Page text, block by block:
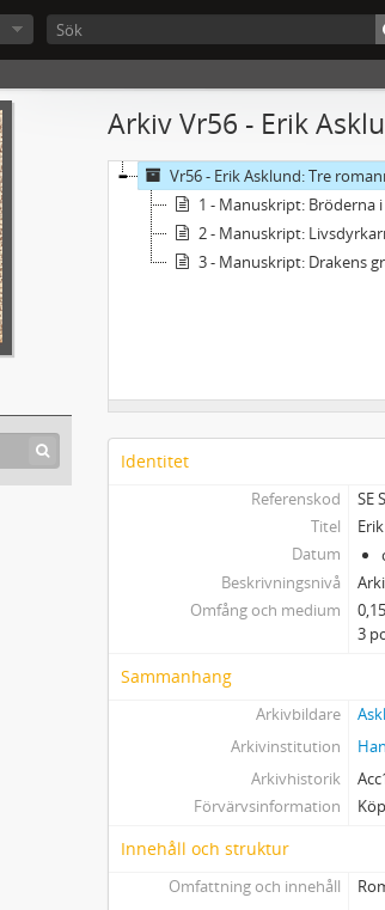
Arkiv Vr56 - Erik
Vr56 - Erik Asklund: Tre
1 - Manuskript: Bröderna
2 - Manuskript:
3 - Manuskript: Drakens
Identitet
Referenskod
SE
Titel
Datum
Beskrivningsnivå
Omfång och medium
3
Sammanhang
Arkivbildare
Arkivinstitution
Arkivhistorik
Förvärvsinformation
Köp
Innehåll och struktur
Omfattning och innehåll